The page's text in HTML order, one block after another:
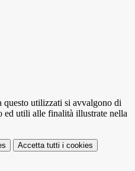
questo utilizzati si avvalgono di
ed utili alle finalità illustrate nella
Accetta tutti i cookies